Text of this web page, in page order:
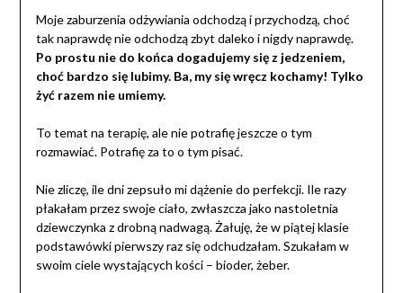
Moje zaburzenia odżywiania odchodzą i przychodzą, choć
tak naprawdę nie odchodzą zbyt daleko i nigdy naprawdę.
Po prostu nie do końca dogadujemy się z jedzeniem,
choć bardzo się lubimy. Ba, my się wręcz kochamy! Tylko
żyć razem nie umiemy.
To temat na terapię, ale nie potrafię jeszcze o tym
rozmawiać. Potrafię za to o tym pisać.
Nie zliczę, ile dni zepsuło mi dążenie do perfekcji. Ile razy
płakałam przez swoje ciało, zwłaszcza jako nastoletnia
dziewczynka z drobną nadwagą. Żałuję, że w piątej klasie
podstawówki pierwszy raz się odchudzałam. Szukałam w
swoim ciele wystających kości – bioder, żeber.